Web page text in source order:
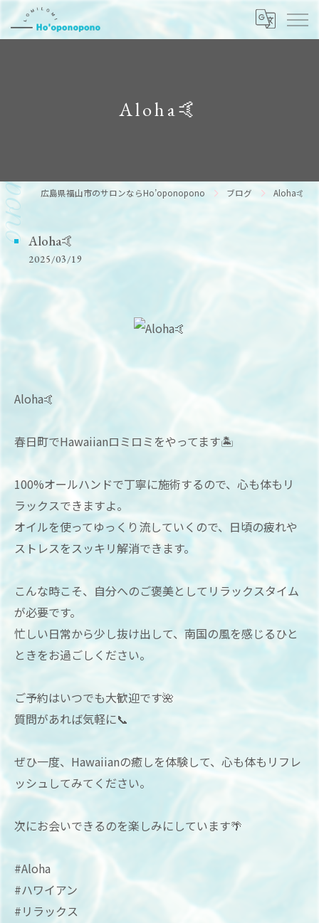
Aloha🤙
広島県福山市のサロンならHo’oponopono ブログ Aloha🤙
Aloha🤙
2025/03/19
Aloha🤙
春日町でHawaiianロミロミをやってます🏝
100%オールハンドで丁寧に施術するので、心も体もリ
ラックスできますよ。
オイルを使ってゆっくり流していくので、日頃の疲れや
ストレスをスッキリ解消できます。
こんな時こそ、自分へのご褒美としてリラックスタイム
が必要です。
忙しい日常から少し抜け出して、南国の風を感じるひと
ときをお過ごしください。
ご予約はいつでも大歓迎です🌺
質問があれば気軽に📞
ぜひ一度、Hawaiianの癒しを体験して、心も体もリフレ
ッシュしてみてください。
次にお会いできるのを楽しみにしています🌴
#Aloha
#ハワイアン
#リラックス